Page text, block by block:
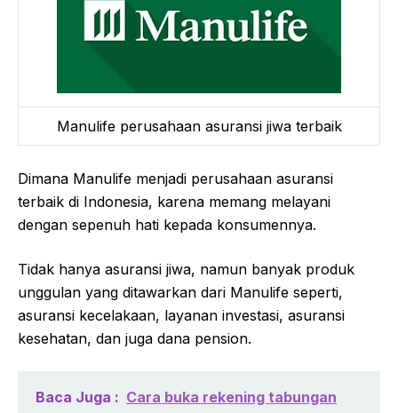
Manulife perusahaan asuransi jiwa terbaik
Dimana Manulife menjadi perusahaan asuransi
terbaik di Indonesia, karena memang melayani
dengan sepenuh hati kepada konsumennya.
Tidak hanya asuransi jiwa, namun banyak produk
unggulan yang ditawarkan dari Manulife seperti,
asuransi kecelakaan, layanan investasi, asuransi
kesehatan, dan juga dana pension.
Baca Juga : Cara buka rekening tabungan